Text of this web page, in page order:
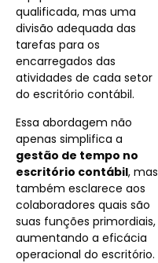
qualificada, mas uma
divisão adequada das
tarefas para os
encarregados das
atividades de cada setor
do escritório contábil.
Essa abordagem não
apenas simplifica a
gestão de tempo no
escritório contábil, mas
também esclarece aos
colaboradores quais são
suas funções primordiais,
aumentando a eficácia
operacional do escritório.